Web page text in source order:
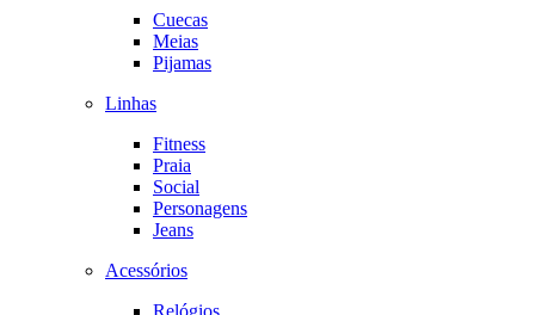
Cuecas
Meias
Pijamas
Linhas
Fitness
Praia
Social
Personagens
Jeans
Acessórios